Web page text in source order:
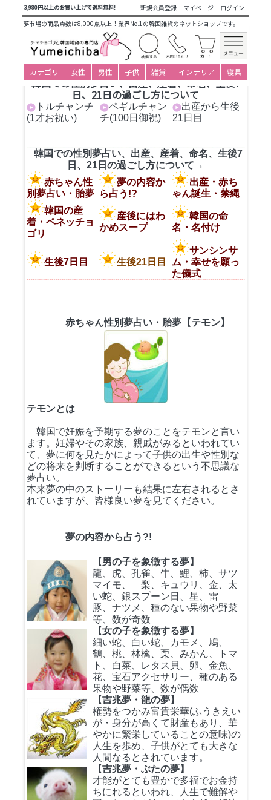
3,980円以上のお買い上げで送料無料! 新規会員登録 マイページ
ログイン
夢市場の商品点数は8,000点以上！業界No.1の韓国雑貨のネットショップです。
カテゴリ 女性 男性 子供 雑貨 インテリア 寝具
商品カテゴリ一覧>採寸着方豆知識> 子供の御祝い(出産～生
後21日目)
韓国での性別夢占い、出産、産着、命名、生後7
日、21日の過ごし方について
トルチャンチ
(1才お祝い)
ペギルチャン
チ(100日御祝)
出産から生後
21日目
韓国での性別夢占い、出産、産着、命名、生後7
日、21日の過ごし方について→
赤ちゃん性
別夢占い・胎夢
夢の内容か
ら占う!?
出産・赤ち
ゃん誕生・禁縄
韓国の産
着・ペネッチョ
ゴリ
産後にはわ
かめスープ
韓国の命
名・名付け
生後7日目 生後21日目
サンシンサ
ム・幸せを願っ
た儀式
赤ちゃん性別夢占い・胎夢【テモン】
テモンとは
韓国で妊娠を予期する夢のことをテモンと言い
ます。妊婦やその家族、親戚がみるといわれてい
て、夢に何を見たかによって子供の出生や性別な
どの将来を判断することができるという不思議な
夢占い。
本来夢の中のストーリーも結果に左右されるとさ
れていますが、皆様良い夢を見てください。
夢の内容から占う?!
【男の子を象徴する夢】
龍、虎、孔雀、牛、鯉、柿、サツ
マイモ、 梨、キュウリ、金、太
い蛇、銀スプーン日、星、雷
豚、ナツメ、種のない果物や野菜
等、数が奇数
【女の子を象徴する夢】
細い蛇、白い蛇、カモメ、鳩、
鶴、桃、林檎、栗、みかん、トマ
ト、白菜、レタス貝、卵、金魚、
花、宝石アクセサリー、種のある
果物や野菜等、数が偶数
【吉兆夢・龍の夢】
権勢をつかみ富貴栄華(ふうきえい
が・身分が高くて財産もあり、華
やかに繁栄していることの意味)の
人生を歩め、子供がとても大きな
人間なるとされています。
【吉兆夢・ぶたの夢】
才能がとても豊かで多福でお金持
ちにれるといわれ、人生で難解や